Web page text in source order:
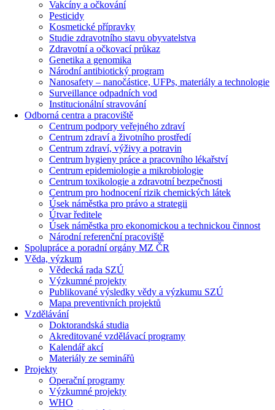
Vakcíny a očkování
Pesticidy
Kosmetické přípravky
Studie zdravotního stavu obyvatelstva
Zdravotní a očkovací průkaz
Genetika a genomika
Národní antibiotický program
Nanosafety – nanočástice, UFPs, materiály a technologie
Surveillance odpadních vod
Institucionální stravování
Odborná centra a pracoviště
Centrum podpory veřejného zdraví
Centrum zdraví a životního prostředí
Centrum zdraví, výživy a potravin
Centrum hygieny práce a pracovního lékařství
Centrum epidemiologie a mikrobiologie
Centrum toxikologie a zdravotní bezpečnosti
Centrum pro hodnocení rizik chemických látek
Úsek náměstka pro právo a strategii
Útvar ředitele
Úsek náměstka pro ekonomickou a technickou činnost
Národní referenční pracoviště
Spolupráce a poradní orgány MZ ČR
Věda, výzkum
Vědecká rada SZÚ
Výzkumné projekty
Publikované výsledky vědy a výzkumu SZÚ
Mapa preventivních projektů
Vzdělávání
Doktorandská studia
Akreditované vzdělávací programy
Kalendář akcí
Materiály ze seminářů
Projekty
Operační programy
Výzkumné projekty
WHO